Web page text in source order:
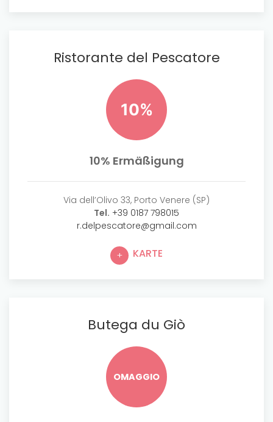
Ristorante del Pescatore
10%
10% Ermäßigung
Via dell’Olivo 33, Porto Venere (SP)
Tel. +39 0187 798015
r.delpescatore@gmail.com
KARTE
Butega du Giò
OMAGGIO